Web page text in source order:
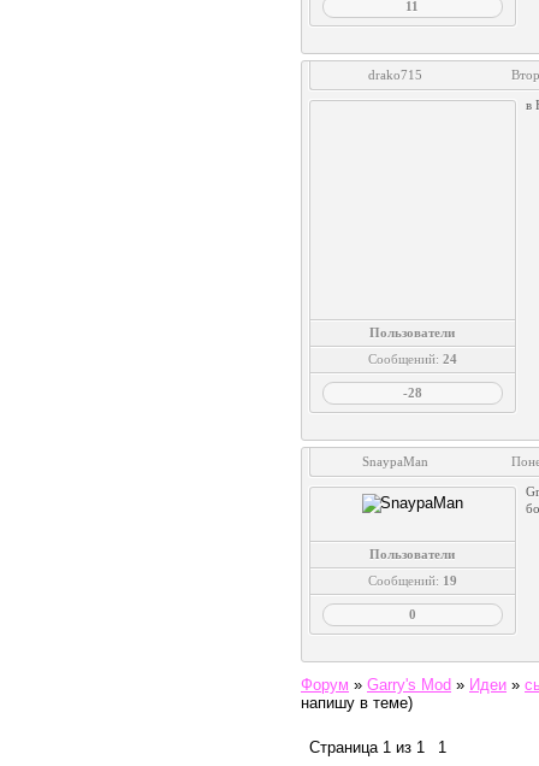
11
drako715
Пользователи
Сообщений: 24
-28
в
SnaypaMan
Пользователи
Сообщений: 19
0
Форум » Garry's Mod » Идеи »
напишу в теме)
Страница 1 из 1 1